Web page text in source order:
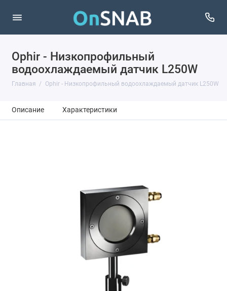
Ophir - Низкопрофильный
водоохлаждаемый датчик L250W
Главная Ophir - Низкопрофильный водоохлаждаемый датчик L250W
Описание Характеристики